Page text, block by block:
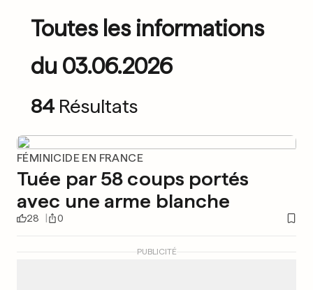
Toutes les informations
du 03.06.2026
84 Résultats
FÉMINICIDE EN FRANCE
Tuée par 58 coups portés
avec une arme blanche
28 0
PUBLICITÉ